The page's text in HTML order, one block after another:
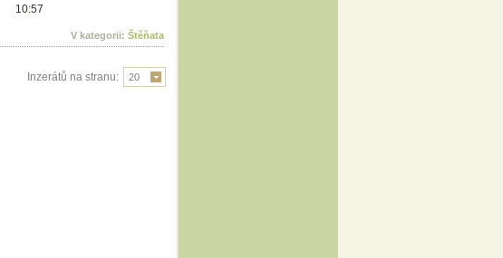
10:57
V kategorii: Štěňata
Inzerátů na stranu: 20